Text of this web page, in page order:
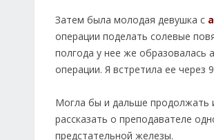
Затем была молодая девушка с
операции поделать солевые
полгода у нее же образовалась
операции. Я встретила ее
Могла бы и дальше продолжать
рассказать о преподавателе
предстательной железы.